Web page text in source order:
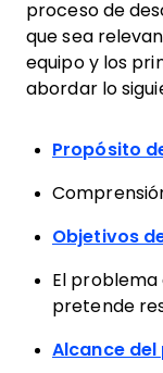
proceso de
que sea
equipo y los
abordar lo
Propósito
Objetivos
El
pretende
Alcance